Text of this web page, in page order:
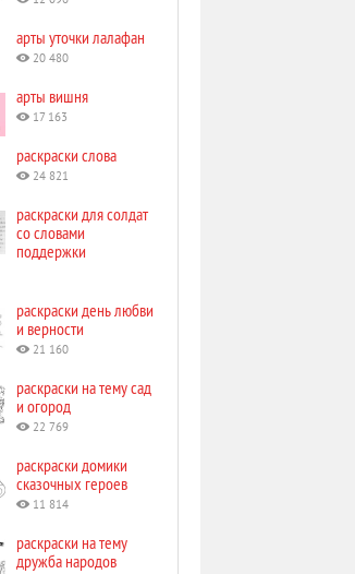
арты уточки лалафан
20 480
арты вишня
17 163
раскраски слова
24 821
раскраски для солдат
со словами
поддержки
раскраски день любви
и верности
21 160
раскраски на тему сад
и огород
22 769
раскраски домики
сказочных героев
11 814
раскраски на тему
дружба народов